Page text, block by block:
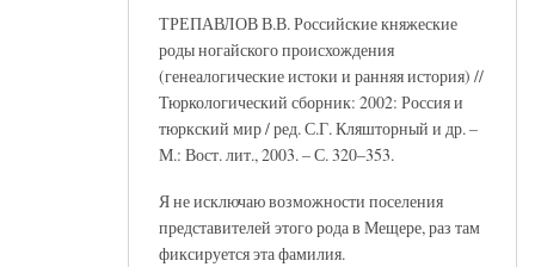
ТРЕПАВЛОВ В.В. Российские княжеские
роды ногайского происхождения
(генеалогические истоки и ранняя история) //
Тюркологический сборник: 2002: Россия и
тюркский мир / ред. С.Г. Кляшторный и др. –
М.: Вост. лит., 2003. – С. 320–353.
Я не исключаю возможности поселения
представителей этого рода в Мещере, раз там
фиксируется эта фамилия.